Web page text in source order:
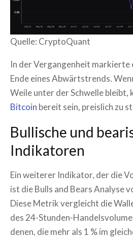
Quelle: CryptoQuant
In der Vergangenheit markierte
Ende eines Abwärtstrends.
Weile unter der Schwelle bleibt,
Bitcoin bereit sein, preislich zu
Bullische und
Indikatoren
Ein weiterer Indikator, der die
ist die Bulls and Bears Analyse
Diese Metrik vergleicht die
des 24-Stunden-
denen, die mehr als 1 % im